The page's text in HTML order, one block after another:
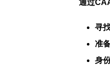
通过
寻
准
身